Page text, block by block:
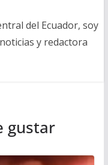
del Ecuador, soy
y redactora
gustar